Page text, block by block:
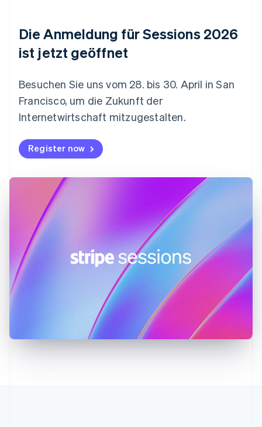
Die Anmeldung für Sessions 2026
ist jetzt geöffnet
Besuchen Sie uns vom 28. bis 30. April in San
Francisco, um die Zukunft der
Internetwirtschaft mitzugestalten.
Register now
English
Festlandchina
简体中文 English
English Svenska
Frankreich
FrançaisEnglish
Gibraltar
Griechenland
English
English
Irland
English
Italien
Italiano
Japan
Liechtenstein
DeutschEnglish